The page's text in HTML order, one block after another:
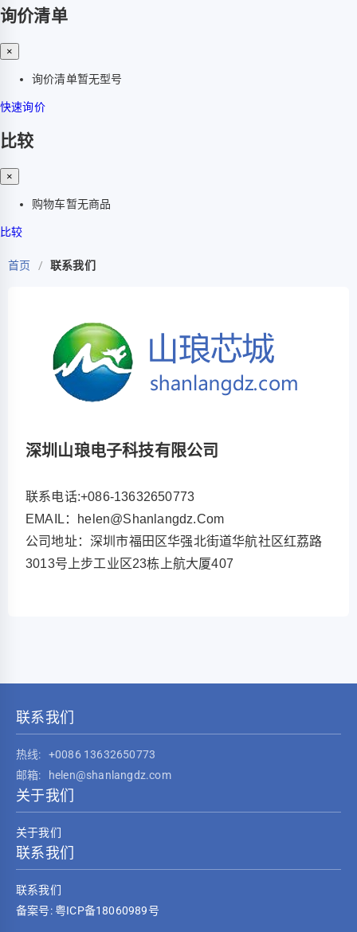
询价清单
×
询价清单暂无型号
快速询价
比较
×
购物车暂无商品
比较
首页 / 联系我们
深圳山琅电子科技有限公司
联系电话:+086-13632650773
EMAIL：helen@shanlangdz.com
公司地址：深圳市福田区华强北街道华航社区红荔路
3013号上步工业区23栋上航大厦407
联系我们
热线:
+0086 13632650773
邮箱:
helen@shanlangdz.com
关于我们
关于我们
联系我们
联系我们
备案号: 粤ICP备18060989号